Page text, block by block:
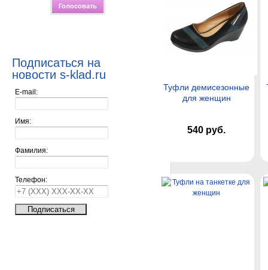
Подписаться на
новости s-klad.ru
E-mail:
Имя:
Фамилия:
Телефон:
Туфли демисезонные
для женщин
540 руб.